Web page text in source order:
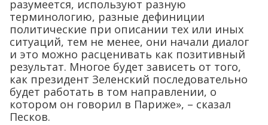
разумеется, используют разную
терминологию, разные дефиниции
политические при описании тех или иных
ситуаций, тем не менее, они начали диалог
и это можно расценивать как позитивный
результат. Многое будет зависеть от того,
как президент Зеленский последовательно
будет работать в том направлении, о
котором он говорил в Париже», – сказал
Песков.